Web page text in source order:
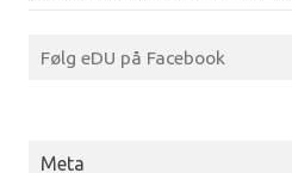
Følg eDU på Facebook
Meta